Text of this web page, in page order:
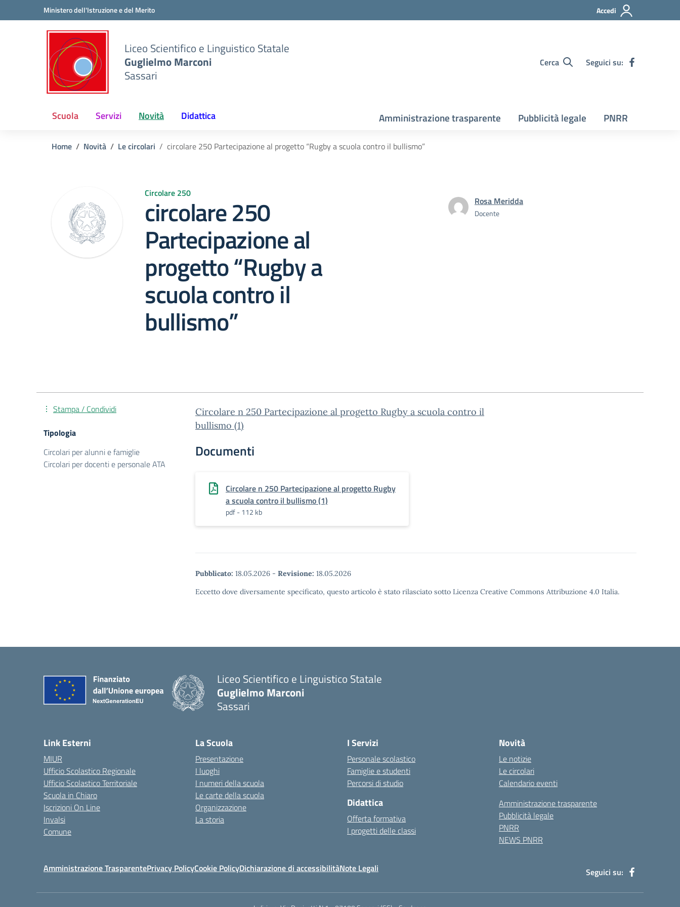
Vai ai contenuti
Vai al menu di navigazioneMinistero dell'Istruzione e del Merito Accedi
Liceo Scientifico e Linguistico Statale
Guglielmo Marconi
Sassari
Cerca Seguici su:
Scuola Servizi Novità Didattica Amministrazione trasparente Pubblicità legale PNRR
Home Novità Le circolari circolare 250 Partecipazione al progetto “Rugby a scuola contro il bullismo”
Circolare 250
circolare 250
Partecipazione al
progetto “Rugby a
scuola contro il
bullismo”
Rosa Meridda
Docente
Circolare n 250 Partecipazione al progetto Rugby a scuola contro il
bullismo (1)
Documenti
Circolare n 250 Partecipazione al progetto Rugby
a scuola contro il bullismo (1)
pdf - 112 kb
Pubblicato: 18.05.2026 - Revisione: 18.05.2026
Eccetto dove diversamente specificato, questo articolo è stato rilasciato sotto Licenza Creative Commons Attribuzione 4.0 Italia.
Stampa / Condividi
Tipologia
Circolari per alunni e famiglie
Circolari per docenti e personale ATA
Liceo Scientifico e Linguistico Statale
Guglielmo Marconi
Sassari
Link Esterni
MIUR
Ufficio Scolastico Regionale
Ufficio Scolastico Territoriale
Scuola in Chiaro
Iscrizioni On Line
Invalsi
Comune
La Scuola
Presentazione
I luoghi
I numeri della scuola
Le carte della scuola
Organizzazione
La storia
I Servizi
Personale scolastico
Famiglie e studenti
Percorsi di studio
Didattica
Offerta formativa
I progetti delle classi
Novità
Le notizie
Le circolari
Calendario eventi
Amministrazione trasparente
Pubblicità legale
PNRR
NEWS PNRR
Amministrazione TrasparentePrivacy PolicyCookie PolicyDichiarazione di accessibilitàNote Legali Seguici su: